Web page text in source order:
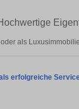
als
erfolgreiche